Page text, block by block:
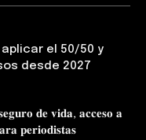
el 50/50 y
desde 2027
𝐝𝐞 𝐯𝐢𝐝𝐚, 𝐚𝐜𝐜𝐞𝐬𝐨 𝐚
𝐩𝐞𝐫𝐢𝐨𝐝𝐢𝐬𝐭𝐚𝐬